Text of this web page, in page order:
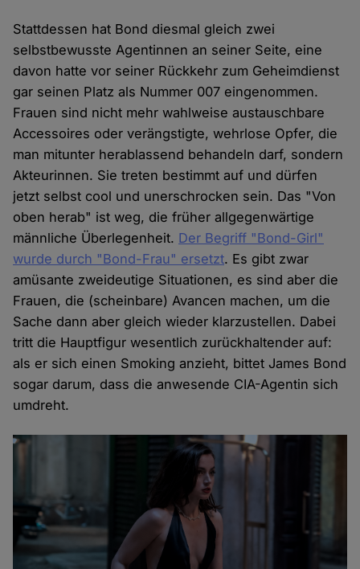
Stattdessen hat Bond diesmal gleich zwei
selbstbewusste Agentinnen an seiner Seite, eine
davon hatte vor seiner Rückkehr zum Geheimdienst
gar seinen Platz als Nummer 007 eingenommen.
Frauen sind nicht mehr wahlweise austauschbare
Accessoires oder verängstigte, wehrlose Opfer, die
man mitunter herablassend behandeln darf, sondern
Akteurinnen. Sie treten bestimmt auf und dürfen
jetzt selbst cool und unerschrocken sein. Das "Von
oben herab" ist weg, die früher allgegenwärtige
männliche Überlegenheit. Der Begriff "Bond-Girl"
wurde durch "Bond-Frau" ersetzt. Es gibt zwar
amüsante zweideutige Situationen, es sind aber die
Frauen, die (scheinbare) Avancen machen, um die
Sache dann aber gleich wieder klarzustellen. Dabei
tritt die Hauptfigur wesentlich zurückhaltender auf:
als er sich einen Smoking anzieht, bittet James Bond
sogar darum, dass die anwesende CIA-Agentin sich
umdreht.